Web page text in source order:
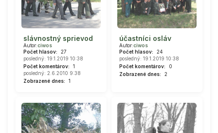
slávnostný sprievod
Autor:ciwos
Počet hlasov:
27
posledný: 19.1.2019 10:38
Počet komentárov:
1
posledný: 2.6.2010 9:38
Zobrazené dnes:
1
účastníci osláv
Autor:ciwos
Počet hlasov:
24
posledný: 19.1.2019 10:38
Počet komentárov:
0
Zobrazené dnes:
2